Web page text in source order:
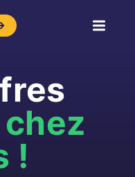
chez
!